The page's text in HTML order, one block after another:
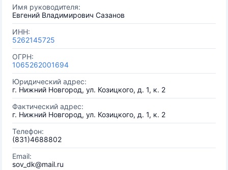
Имя руководителя:
Евгений Владимирович Сазанов
ИНН:
5262145725
ОГРН:
1065262001694
Юридический адрес:
г. Нижний Новгород, ул. Козицкого, д. 1, к. 2
Фактический адрес:
г. Нижний Новгород, ул. Козицкого, д. 1, к. 2
Телефон:
(831)4688802
Email:
sov_dk@mail.ru